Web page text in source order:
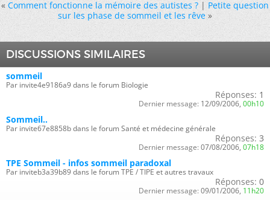
« Comment fonctionne la mémoire des autistes ?|Petite question
sur les phase de sommeil et les rêve »
DISCUSSIONS SIMILAIRES
sommeil
Par invite4e9186a9 dans le forum Biologie
Réponses: 1
Dernier message: 12/09/2006, 00h10
Sommeil..
Par invite67e8858b dans le forum Santé et médecine générale
Réponses: 3
Dernier message: 07/08/2006, 07h18
TPE Sommeil - infos sommeil paradoxal
Par inviteb3a39b89 dans le forum TPE / TIPE et autres travaux
Réponses: 0
Dernier message: 09/01/2006, 11h20